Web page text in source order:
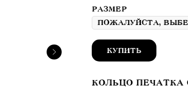
РАЗМЕР
КУПИТЬ
КОЛЬЦО